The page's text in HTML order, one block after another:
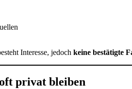
Interesse, jedoch keine bestätigte
privat bleiben